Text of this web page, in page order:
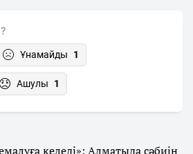
Ұнамайды 1
Ашулы 1
келеді»: Алматыда сәбиін